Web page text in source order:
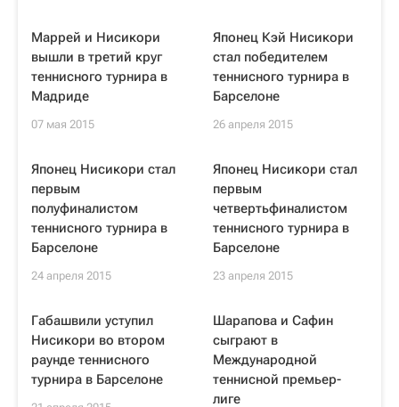
Маррей и Нисикори
вышли в третий круг
теннисного турнира в
Мадриде
07 мая 2015
Японец Кэй Нисикори
стал победителем
теннисного турнира в
Барселоне
26 апреля 2015
Японец Нисикори стал
первым
полуфиналистом
теннисного турнира в
Барселоне
24 апреля 2015
Японец Нисикори стал
первым
четвертьфиналистом
теннисного турнира в
Барселоне
23 апреля 2015
Габашвили уступил
Нисикори во втором
раунде теннисного
турнира в Барселоне
Шарапова и Сафин
сыграют в
Международной
теннисной премьер-
лиге